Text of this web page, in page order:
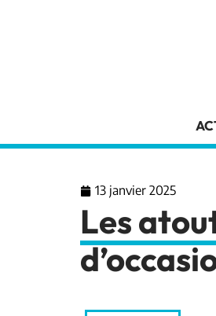
13 janvier 2025
Les